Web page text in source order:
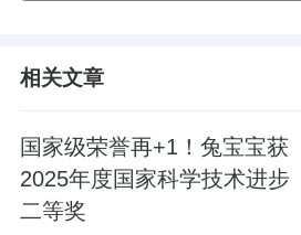
相关文章
国家级荣誉再+1！兔宝宝获
2025年度国家科学技术进步
二等奖